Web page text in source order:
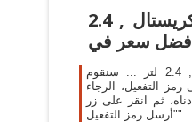
زيت دوار الشمس كريستال , 2.4
زيت دوار الشمس كريستال , 2.4 لتر ... سنقوم
التفعيل، الرجاء
ثم انقر على زر
"أرسل رمز التفعيل".